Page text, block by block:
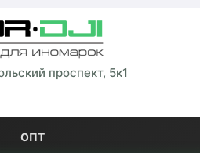
проспект, 5к1
ОПТ